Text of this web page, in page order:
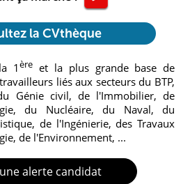
la CVthèque
1ère et la plus grande base de
liés aux secteurs du BTP,
Génie civil, de l'Immobilier, de
du Nucléaire, du Naval, du
de l'Ingénierie, des Travaux
de l'Environnement, ...
alerte candidat